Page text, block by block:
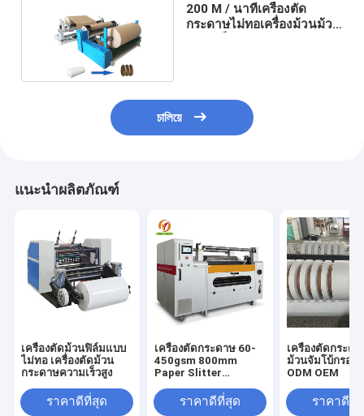
200 M / นาทีเครื่องตัด
กระดาษไม่ทอเครื่องม้วนม้วน
চালিয়ে
แนะนำผลิตภัณฑ์
เครื่องตัดม้วนฟิล์มแบบ
ไม่ทอ เครื่องตัดม้วน
กระดาษความเร็วสูง
ราคาดีที่สุด
เครื่องตัดกระดาษ 60-
450gsm 800mm
Paper Slitter
ราคาดีที่สุด
เครื่องตัดกระดา
ม้วนจัมโบ้กรอก
ODM OEM
ราคาดีที่